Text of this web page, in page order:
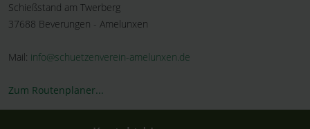
und Kartenansicht
Schießstand am Twerberg
37688 Beverungen - Amelunxen
Mail: info@schuetzenverein-amelunxen.de
Zum Routenplaner...